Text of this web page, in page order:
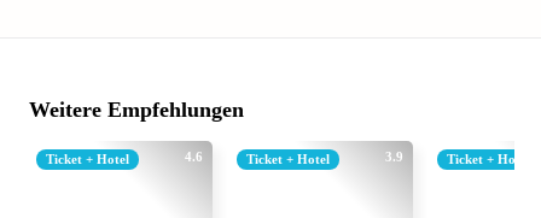
Weitere Empfehlungen
4.6
Ticket + Hotel 3.9
Ticket + Hotel Ticket + Hotel